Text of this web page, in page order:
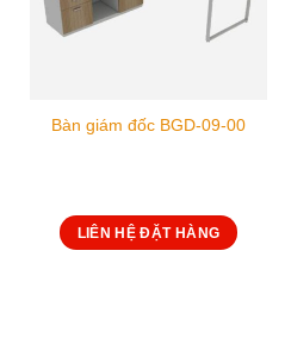
Bàn giám đốc BGD-09-00
LIÊN HỆ ĐẶT HÀNG